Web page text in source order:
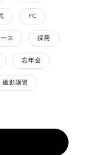
FC
ス 採用
忘年会
撮影講習